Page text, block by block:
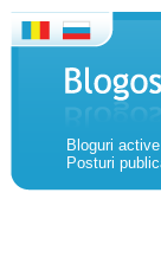
Bloguri
Posturi